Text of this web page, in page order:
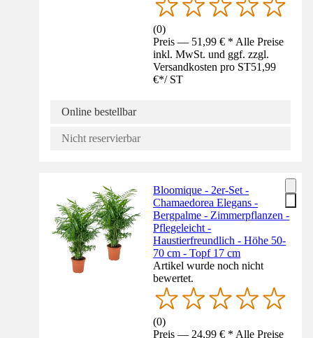
(0)
Preis — 51,99 € * Alle Preise
inkl. MwSt. und ggf. zzgl.
Versandkosten pro ST51,99
€*/ ST
Online bestellbar
Nicht reservierbar
Bloomique - 2er-Set -
Chamaedorea Elegans -
Bergpalme - Zimmerpflanzen -
Pflegeleicht -
Haustierfreundlich - Höhe 50-
70 cm - Topf 17 cm
Artikel wurde noch nicht
bewertet.
(0)
Preis — 24,99 € * Alle Preise